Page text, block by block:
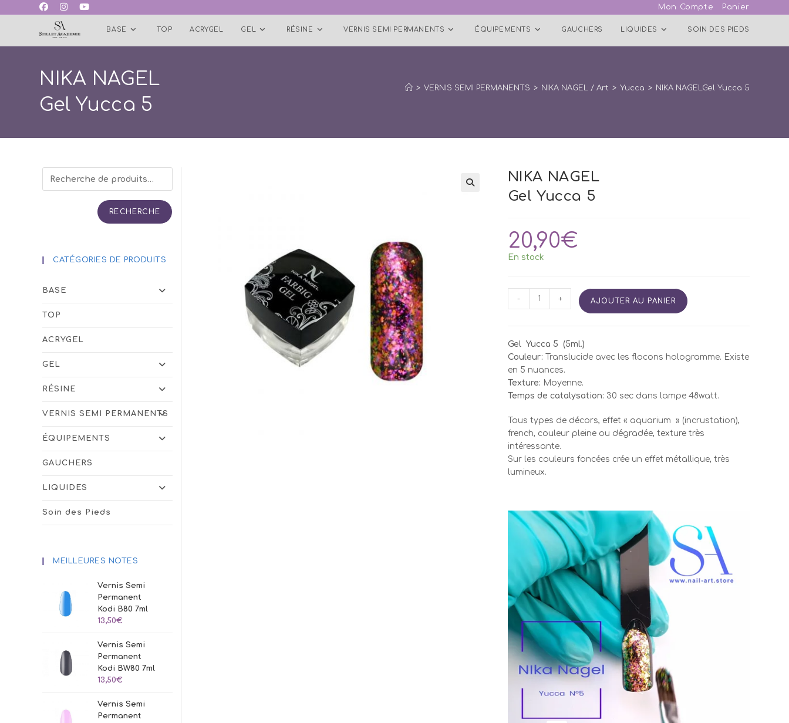
Mon Compte Panier
BASE TOP ACRYGEL GEL RÉSINE VERNIS SEMI PERMANENTS ÉQUIPEMENTS GAUCHERS LIQUIDES SOIN DES PIEDS
NIKA NAGEL
Gel Yucca 5
> VERNIS SEMI PERMANENTS > NIKA NAGEL / Art > Yucca > NIKA NAGELGel Yucca 5
NIKA NAGEL
Gel Yucca 5
20,90€
En stock
quantité
de
Yucca
5
- + AJOUTER AU PANIER
Gel Yucca 5 (5ml.)
Couleur: Translucide avec les flocons hologramme. Existe
en 5 nuances.
Texture: Moyenne.
Temps de catalysation: 30 sec dans lampe 48watt.
Tous types de décors, effet « aquarium » (incrustation),
french, couleur pleine ou dégradée, texture très
intéressante.
Sur les couleurs foncées crée un effet métallique, très
lumineux.
RECHERCHE
CATÉGORIES DE PRODUITS
BASE
TOP
ACRYGEL
GEL
RÉSINE
VERNIS SEMI PERMANENTS
ÉQUIPEMENTS
GAUCHERS
LIQUIDES
Soin des Pieds
MEILLEURES NOTES
Vernis Semi
Permanent
Kodi B80 7ml
13,50€
Vernis Semi
Permanent
Kodi BW80 7ml
13,50€
Vernis Semi
Permanent